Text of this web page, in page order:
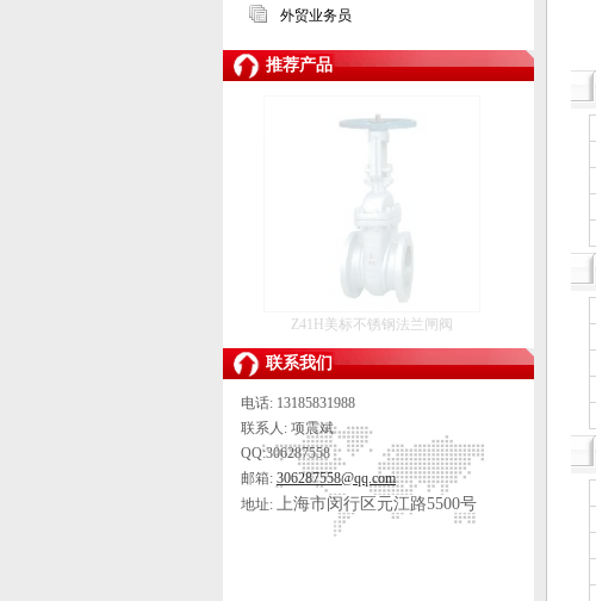
外贸业务员
推荐产品
Z41H美标不锈钢法兰闸阀
联系我们
电话: 13185831988
联系人: 项震斌
QQ:306287558
邮箱: 306287558@qq.com
地址: 上海市闵行区元江路5500号